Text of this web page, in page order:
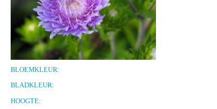
BLOEMKLEUR:
BLADKLEUR:
HOOGTE: